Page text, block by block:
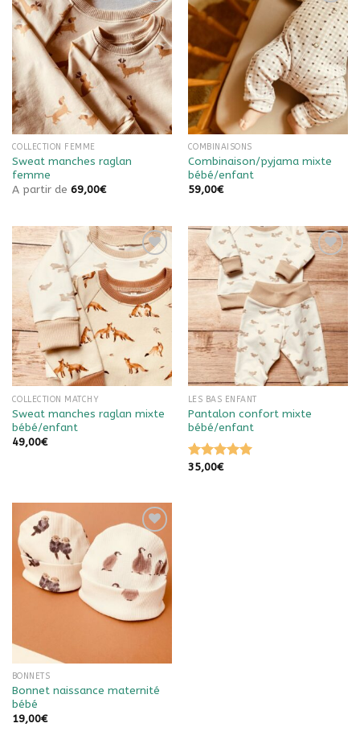
Ajouter à
la liste
de
souhaits
COLLECTION FEMME
Sweat manches raglan
femme
A partir de 69,00€
Ajouter à
la liste
de
souhaits
COMBINAISONS
Combinaison/pyjama mixte
bébé/enfant
59,00€
Ajouter à
la liste
de
souhaits
COLLECTION MATCHY
Sweat manches raglan mixte
bébé/enfant
49,00€
Ajouter à
la liste
de
souhaits
LES BAS ENFANT
Pantalon confort mixte
bébé/enfant
Note5.00
35,00€
Ajouter à
la liste
souhaits
BONNETS
Bonnet naissance maternité
bébé
19,00€